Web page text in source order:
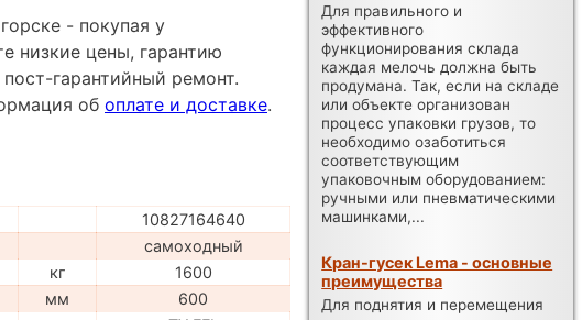
- покупая у
низкие цены, гарантию
гарантийный ремонт.
об оплате и доставке.
10827164640
самоходный
кг
1600
мм
600
Для правильного и
эффективного
функционирования склада
каждая мелочь должна быть
продумана. Так, если на складе
или объекте организован
процесс упаковки грузов, то
необходимо озаботиться
соответствующим
упаковочным оборудованием:
ручными или пневматическими
машинками,...
Кран-гусек Lema - основные
преимущества
Для поднятия и перемещения